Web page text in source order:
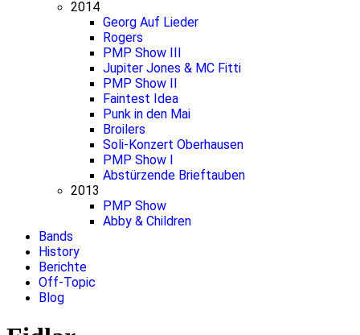
2014
Georg Auf Lieder
Rogers
PMP Show III
Jupiter Jones & MC Fitti
PMP Show II
Faintest Idea
Punk in den Mai
Broilers
Soli-Konzert Oberhausen
PMP Show I
Abstürzende Brieftauben
2013
PMP Show
Abby & Children
Bands
History
Berichte
Off-Topic
Blog